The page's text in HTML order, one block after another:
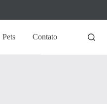
Pets Contato